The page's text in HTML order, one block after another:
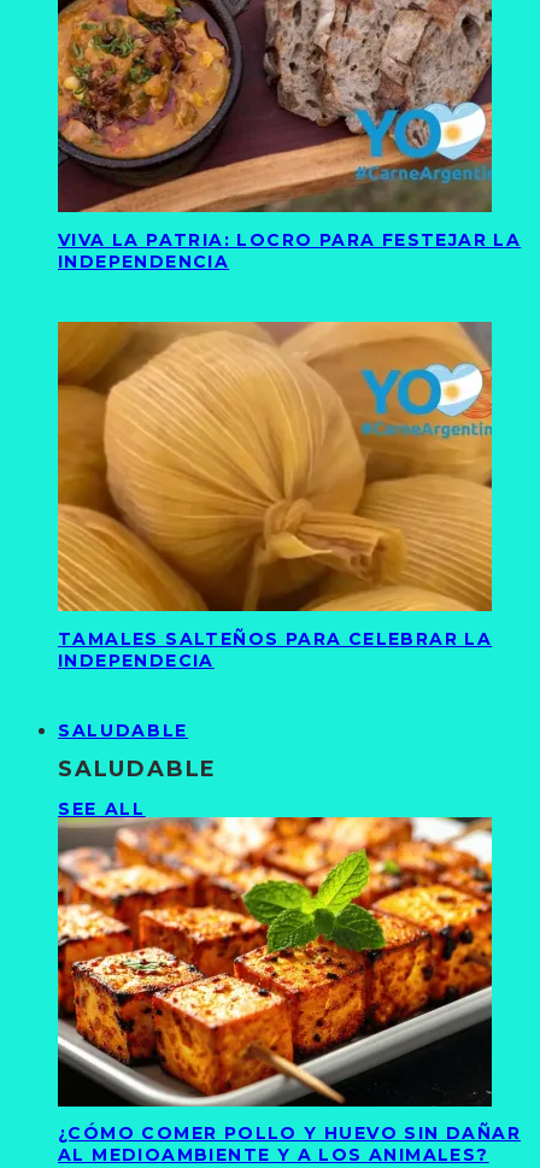
VIVA LA PATRIA: LOCRO PARA FESTEJAR LA
INDEPENDENCIA
TAMALES SALTEÑOS PARA CELEBRAR LA
INDEPENDECIA
SALUDABLE
SALUDABLE
SEE ALL
¿CÓMO COMER POLLO Y HUEVO SIN DAÑAR
AL MEDIOAMBIENTE Y A LOS ANIMALES?